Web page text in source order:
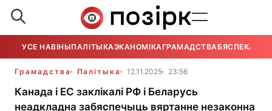
УСЕ НАВІНЫПАЛІТЫКАЭКАНОМІКАГРАМАДСТВАБЯСПЕКА
Грамадства Палітыка 12.11.2025 23:56
Канада і ЕС заклікалі РФ і Беларусь
неадкладна забяспечыць вяртанне незаконна